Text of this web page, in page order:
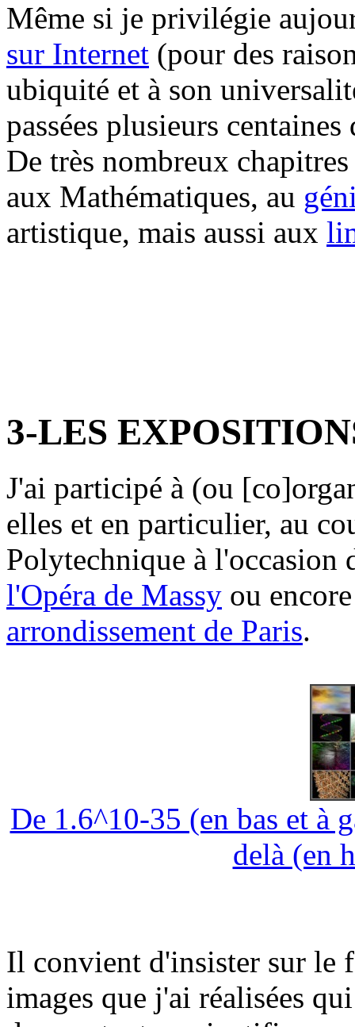
Même si je privilégie
sur Internet (pour des
ubiquité et à son
passées plusieurs
De très nombreux
aux Mathématiques, au
artistique, mais aussi aux
3-LES
J'ai participé à (ou
elles et en particulier, au
Polytechnique à l'occasion
l'Opéra de Massy ou
arrondissement de Paris.
De 1.6^10-35 (en bas et à
delà (en
Il convient d'insister sur le
images que j'ai réalisées